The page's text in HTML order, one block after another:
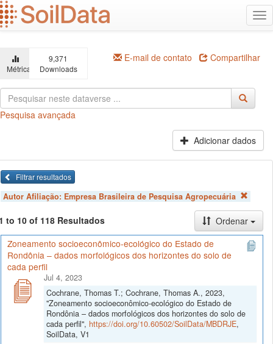
Ir
para
o
principal
Métricas
9,371
Downloads
E-mail de contato Compartilhar
Pesquisa avançada
Adicionar dados
Filtrar resultados
Autor Afiliação: Empresa Brasileira de Pesquisa Agropecuária
to 10 of 118 Resultados
Ordenar
Zoneamento socioeconômico-ecológico do Estado de
Rondônia – dados morfológicos dos horizontes do solo de
cada perfil
Jul 4, 2023
Cochrane, Thomas T.; Cochrane, Thomas A., 2023,
"Zoneamento socioeconômico-ecológico do Estado de
Rondônia – dados morfológicos dos horizontes do solo de
cada perfil", https://doi.org/10.60502/SoilData/MBDRJE,
SoilData, V1